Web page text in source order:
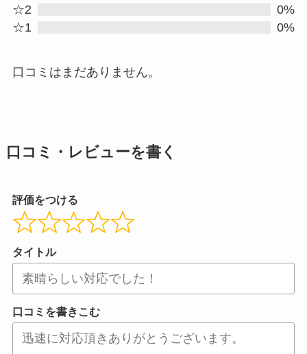
☆2
0%
☆1
0%
口コミはまだありません。
口コミ・レビューを書く
評価をつける
タイトル
口コミを書きこむ